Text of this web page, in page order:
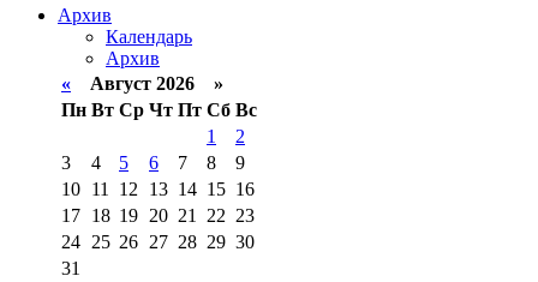
Архив
Календарь
Архив
« Август 2026 »
Пн Вт Ср Чт Пт Сб Вс
1
2
3
4 5 6 7 8
9
10 11 12 13 14 15 16
17 18 19 20 21 22 23
24 25 26 27 28 29 30
31